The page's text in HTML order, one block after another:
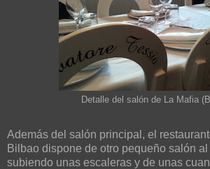
Detalle del salón de La Mafia
Además del salón principal, el
Bilbao dispone de otro pequeño salón
subiendo unas escaleras y de unas